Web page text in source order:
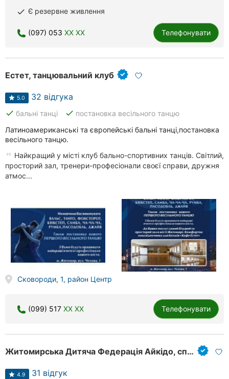
done Є резервне живлення
(097) 053 XX XX Телефонувати
Естет, танцювальний клуб
5.0 32 відгука
done бальні танці done постановка весільного танцю
Латиноамериканські та європейські бальні танці,постановка
весільного танцю.
Найкращий у місті клуб бально-спортивних танців. Світлий,
просторий зал, тренери-професіонали своєї справи, дружня
атмос...
Сковороди, 1, район Центр
(099) 517 XX XX Телефонувати
Житомирська Дитяча Федерація Айкідо, спортивний клуб
4.9 31 відгук